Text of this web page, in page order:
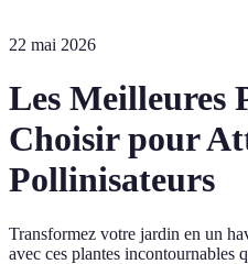
22 mai 2026
Les Meilleures
Choisir pour
Pollinisateurs
Transformez votre jardin en un
avec ces plantes incontournables